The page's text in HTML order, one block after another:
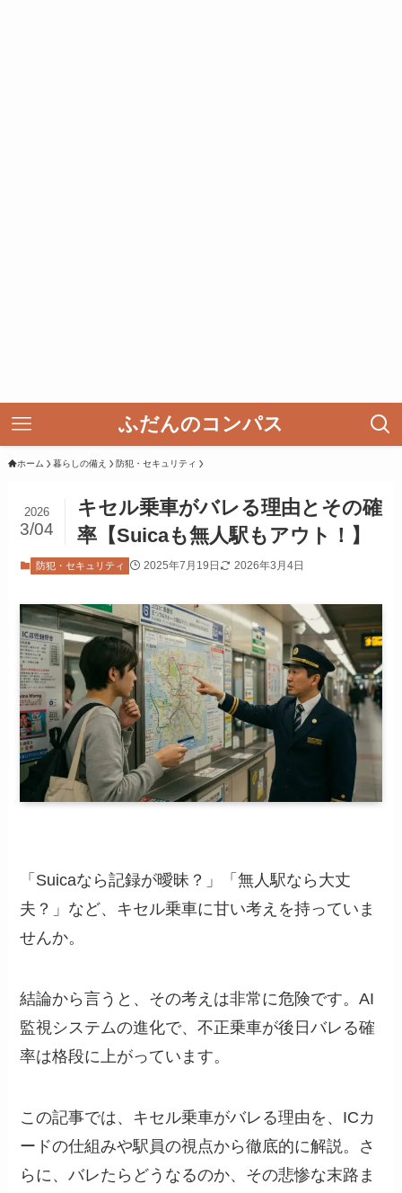
ふだんのコンパス
ホーム 暮らしの備え 防犯・セキュリティ
キセル乗車がバレる理由とその確
率【Suicaも無人駅もアウト！】
2026
3/04
防犯・セキュリティ 2025年7月19日 2026年3月4日
「Suicaなら記録が曖昧？」「無人駅なら大丈
夫？」など、キセル乗車に甘い考えを持っていま
せんか。
結論から言うと、その考えは非常に危険です。AI
監視システムの進化で、不正乗車が後日バレる確
率は格段に上がっています。
この記事では、キセル乗車がバレる理由を、ICカ
ードの仕組みや駅員の視点から徹底的に解説。さ
らに、バレたらどうなるのか、その悲惨な末路ま